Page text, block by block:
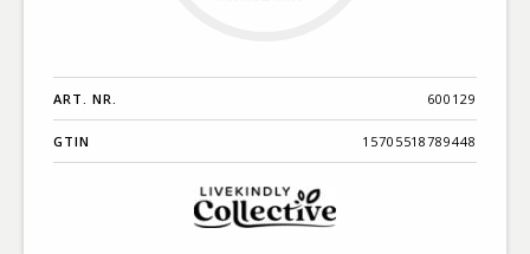
ART. NR. 600129
GTIN 15705518789448